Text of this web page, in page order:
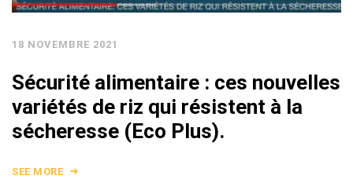
18 NOVEMBRE 2021
Sécurité alimentaire : ces nouvelles
variétés de riz qui résistent à la
sécheresse (Eco Plus).
SEE MORE